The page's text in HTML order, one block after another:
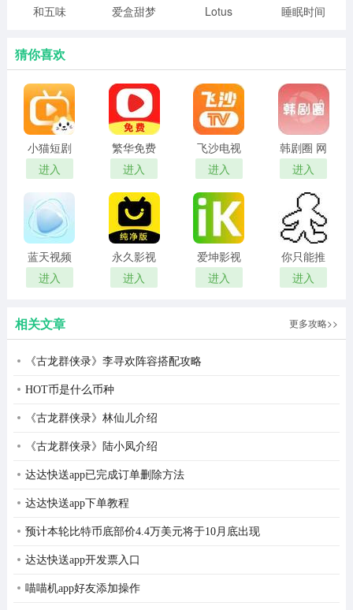
软件功能
1、智能入睡时间计算
和五味 爱盒甜梦
Lotus
睡眠时间
猜你喜欢
小猫短剧
红包版
进入
繁华免费
短剧 在线
观看
进入
飞沙电视
tv官网版
进入
韩剧圈 网
页版
进入
蓝天视频
免费无广
告追剧
进入
永久影视
电视版
进入
爱坤影视
官网入口
进入
你只能推
搡
进入
相关文章 更多攻略>>
《古龙群侠录》李寻欢阵容搭配攻略
HOT币是什么币种
《古龙群侠录》林仙儿介绍
《古龙群侠录》陆小凤介绍
达达快送app已完成订单删除方法
达达快送app下单教程
预计本轮比特币底部价4.4万美元将于10月底出现
达达快送app开发票入口
喵喵机app好友添加操作